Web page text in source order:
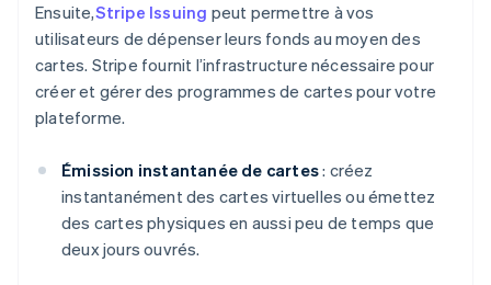
Ensuite,Stripe Issuing peut permettre à vos
utilisateurs de dépenser leurs fonds au moyen des
cartes. Stripe fournit l’infrastructure nécessaire pour
créer et gérer des programmes de cartes pour votre
plateforme.
Émission instantanée de cartes: créez
instantanément des cartes virtuelles ou émettez
des cartes physiques en aussi peu de temps que
deux jours ouvrés.
English
Autriche
Deutsch English
Belgique
Nederlands Français DeutschEnglish
Brésil
Bulgarie
English
EnglishFrançais
Chine continentale